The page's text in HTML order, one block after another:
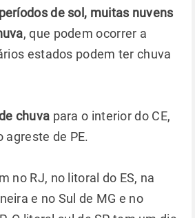
períodos de sol, muitas nuvens
, que podem ocorrer a
estados podem ter chuva
chuva para o interior do CE,
agreste de PE.
no RJ, no litoral do ES, na
e no Sul de MG e no